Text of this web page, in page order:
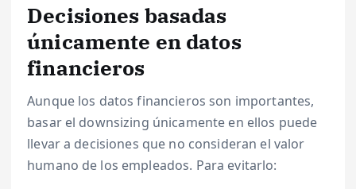
Decisiones basadas
únicamente en datos
financieros
Aunque los datos financieros son importantes,
basar el downsizing únicamente en ellos puede
llevar a decisiones que no consideran el valor
humano de los empleados. Para evitarlo: